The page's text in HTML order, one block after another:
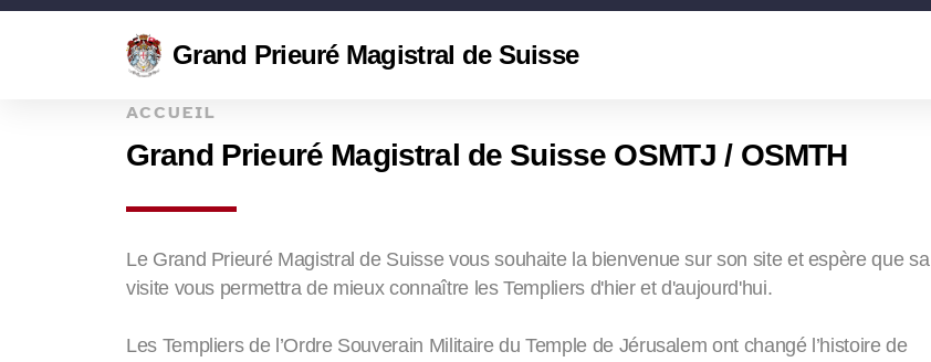
Grand Prieuré Magistral de Suisse
ACCUEIL
Grand Prieuré Magistral de Suisse OSMTJ / OSMTH
Le Grand Prieuré Magistral de Suisse vous souhaite la bienvenue sur son site et espère que sa
visite vous permettra de mieux connaître les Templiers d'hier et d'aujourd'hui.
Les Templiers de l’Ordre Souverain Militaire du Temple de Jérusalem ont changé l’histoire de